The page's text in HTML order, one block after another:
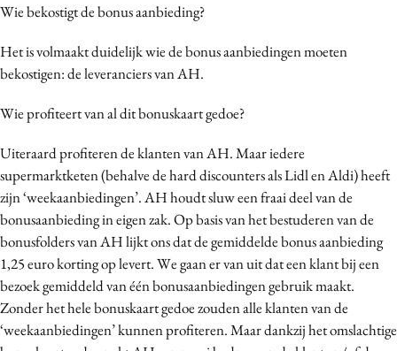
Wie bekostigt de bonus aanbieding?
Het is volmaakt duidelijk wie de bonus aanbiedingen moeten
bekostigen: de leveranciers van AH.
Wie profiteert van al dit bonuskaart gedoe?
Uiteraard profiteren de klanten van AH. Maar iedere
supermarktketen (behalve de hard discounters als Lidl en Aldi) heeft
zijn ‘weekaanbiedingen’. AH houdt sluw een fraai deel van de
bonusaanbieding in eigen zak. Op basis van het bestuderen van de
bonusfolders van AH lijkt ons dat de gemiddelde bonus aanbieding
1,25 euro korting op levert. We gaan er van uit dat een klant bij een
bezoek gemiddeld van één bonusaanbiedingen gebruik maakt.
Zonder het hele bonuskaart gedoe zouden alle klanten van de
‘weekaanbiedingen’ kunnen profiteren. Maar dankzij het omslachtige